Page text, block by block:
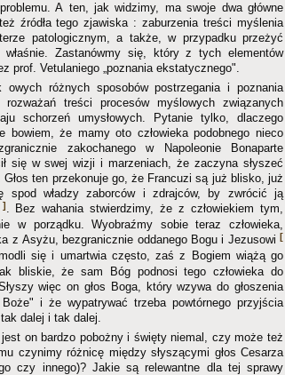
A ten, jak widzimy, ma swoje dwa główne
źródła tego zjawiska : zaburzenia treści myślenia
patologicznym, a także, w przypadku przeżyć
Zastanówmy się, który z tych elementów
prof. Vetulaniego „poznania ekstatycznego".
różnych sposobów postrzegania i poznania
treści procesów myślowych związanych
schorzeń umysłowych. Pytanie tylko, dlaczego
bowiem, że mamy oto człowieka podobnego nieco
zakochanego w Napoleonie Bonaparte
się w swej wizji i marzeniach, że zaczyna słyszeć
ten przekonuje go, że Francuzi są już blisko, już
spod władzy zaborców i zdrajców, by zwrócić ją
. Bez wahania stwierdzimy, że z człowiekiem tym,
w porządku. Wyobraźmy sobie teraz człowieka,
z Asyżu, bezgranicznie oddanego Bogu i Jezusowi [
się i umartwia często, zaś z Bogiem wiążą go
bliskie, że sam Bóg podnosi tego człowieka do
więc on głos Boga, który wzywa do głoszenia
i że wypatrywać trzeba powtórnego przyjścia
dalej i tak dalej.
on bardzo pobożny i święty niemal, czy może też
czynimy różnicę między słyszącymi głos Cesarza
czy innego)? Jakie są relewantne dla tej sprawy